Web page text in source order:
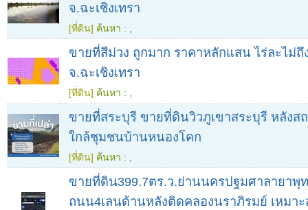
จ.ฉะเชิงเทรา
[ที่ดิน] ค้นหา :
ขายที่สีม่วง ถูกมาก ราคาหลักแสน ไร่ละไม่ถึ
จ.ฉะเชิงเทรา
[ที่ดิน] ค้นหา :
ขายที่สระบุรี ขายที่ดินวิวภูเขาสระบุรี หลัง
ใกล้ชุมชนบ้านหนองโคก
[ที่ดิน] ค้นหา :
ขายที่ดิน399.7ตร.ว.ย่านนครปฐมศาลายา
ถนน4เลนด้านหลังติดคลองนราภิรมย์ เหมา